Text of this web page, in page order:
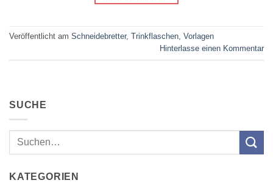
Veröffentlicht am Schneidebretter, Trinkflaschen Vorlagen
Hinterlasse einen Kommentar
SUCHE
KATEGORIEN